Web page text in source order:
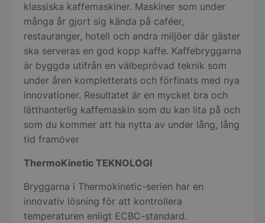
klassiska kaffemaskiner. Maskiner som under
många år gjort sig kända på caféer,
restauranger, hotell och andra miljöer där gäster
ska serveras en god kopp kaffe. Kaffebryggarna
är byggda utifrån en välbeprövad teknik som
under åren kompletterats och förfinats med nya
innovationer. Resultatet är en mycket bra och
lätthanterlig kaffemaskin som du kan lita på och
som du kommer att ha nytta av under lång, lång
tid framöver
ThermoKinetic TEKNOLOGI
Bryggarna i Thermokinetic-serien har en
innovativ lösning för att kontrollera
temperaturen enligt ECBC-standard.